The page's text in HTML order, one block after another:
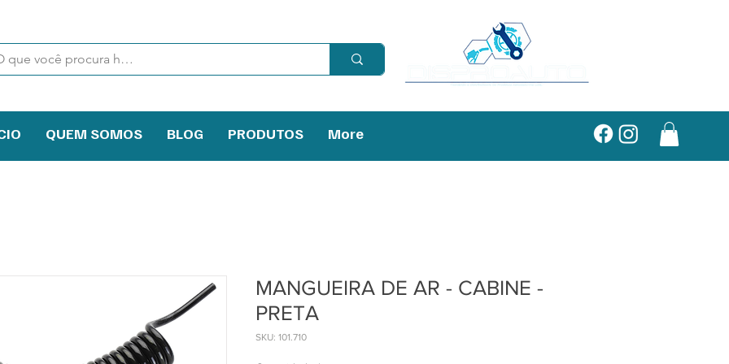
QUEM SOMOS BLOG PRODUTOS More
MANGUEIRA DE AR - CABINE -
PRETA
SKU: 101.710